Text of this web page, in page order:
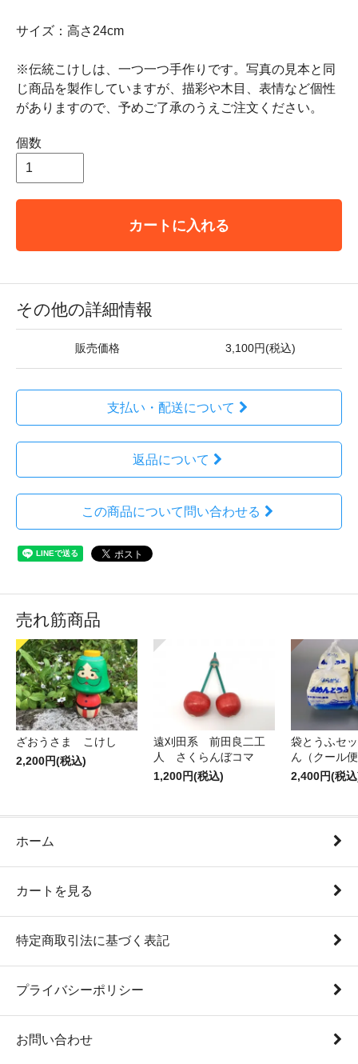
サイズ：高さ24cm
※伝統こけしは、一つ一つ手作りです。写真の見本と同
じ商品を製作していますが、描彩や木目、表情など個性
がありますので、予めご了承のうえご注文ください。
個数
カートに入れる
その他の詳細情報
販売価格 3,100円(税込)
支払い・配送について
返品について
この商品について問い合わせる
売れ筋商品
ざおうさま こけし
2,200円(税込)
遠刈田系 前田良二工
人 さくらんぼコマ
1,200円(税込)
袋とうふセ
ん（クール
2,400円(税
ホーム
カートを見る
特定商取引法に基づく表記
プライバシーポリシー
お問い合わせ